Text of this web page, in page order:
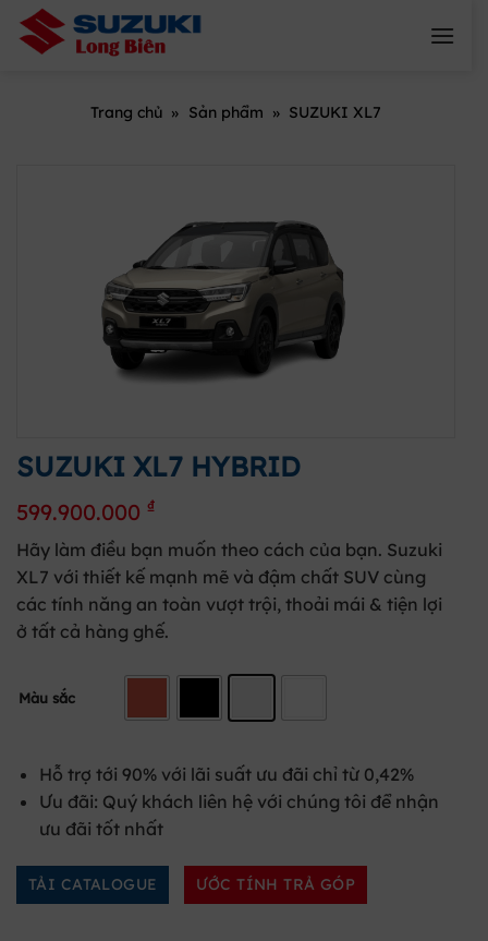
Skip
Trang chủ » Sản phẩm » SUZUKI XL7
SUZUKI XL7 HYBRID
599.900.000 ₫
Hãy làm điều bạn muốn theo cách của bạn. Suzuki
XL7 với thiết kế mạnh mẽ và đậm chất SUV cùng
các tính năng an toàn vượt trội, thoải mái & tiện lợi
ở tất cả hàng ghế.
Màu sắc
Hỗ trợ tới 90% với lãi suất ưu đãi chỉ từ 0,42%
Ưu đãi: Quý khách liên hệ với chúng tôi để nhận
ưu đãi tốt nhất
TẢI CATALOGUE ƯỚC TÍNH TRẢ GÓP